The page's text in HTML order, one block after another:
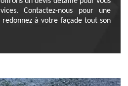
Contactez-nous pour une
à votre façade tout son